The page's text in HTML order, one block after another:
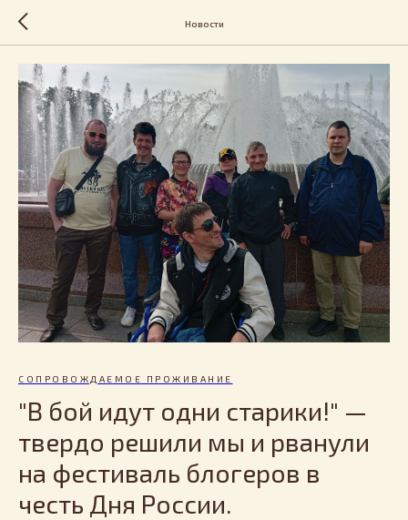
Новости
СОПРОВОЖДАЕМОЕ ПРОЖИВАНИЕ
"В бой идут одни старики!" —
твердо решили мы и рванули
на фестиваль блогеров в
честь Дня России.